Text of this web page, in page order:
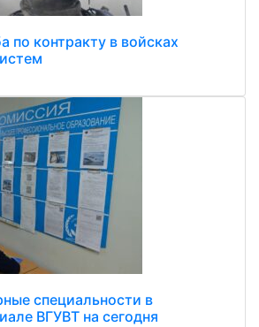
по контракту в войсках
специальности в
ВГУВТ на сегодня